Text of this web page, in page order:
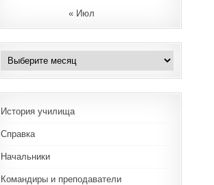
« Июл
Архивы
История училища
Справка
Начальники
Командиры и преподаватели